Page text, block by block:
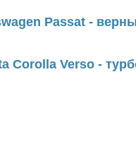
Passat -
Corolla Verso -